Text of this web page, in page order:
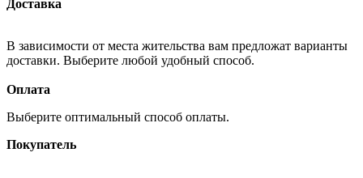
Доставка
В зависимости от места жительства вам предложат варианты
доставки. Выберите любой удобный способ.
Оплата
Выберите оптимальный способ оплаты.
Покупатель